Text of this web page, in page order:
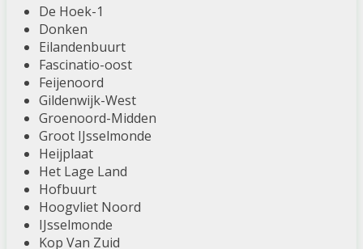
De Hoek-1
Donken
Eilandenbuurt
Fascinatio-oost
Feijenoord
Gildenwijk-West
Groenoord-Midden
Groot IJsselmonde
Heijplaat
Het Lage Land
Hofbuurt
Hoogvliet Noord
IJsselmonde
Kop Van Zuid